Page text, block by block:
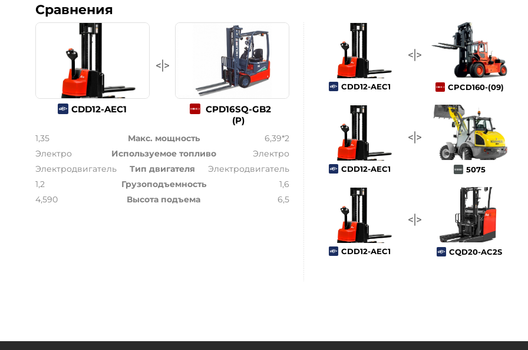
Сравнения
CDD12-AEC1
CPD16SQ-GB2
(P)
1,35 Макс. мощность
6,39*2
Электро
Используемое топливо
Электро
Электродвигатель
Тип двигателя
Электродвигатель
1,2
Грузоподъемность
1,6
4,590
Высота подъема 6,5
CDD12-AEC1 CPCD160-(09)
CDD12-AEC1 5075
CDD12-AEC1 CQD20-AC2S